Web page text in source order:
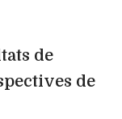
de
de